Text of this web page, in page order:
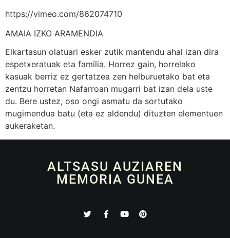
https://vimeo.com/862074710
AMAIA IZKO ARAMENDIA
Elkartasun olatuari esker zutik mantendu ahal izan dira
espetxeratuak eta familia. Horrez gain, horrelako
kasuak berriz ez gertatzea zen helburuetako bat eta
zentzu horretan Nafarroan mugarri bat izan dela uste
du. Bere ustez, oso ongi asmatu da sortutako
mugimendua batu (eta ez aldendu) dituzten elementuen
aukeraketan.
ALTSASU AUZIAREN
MEMORIA GUNEA